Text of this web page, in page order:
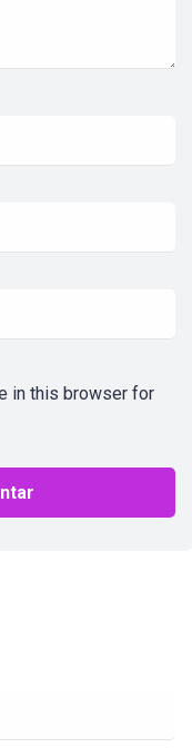
in this browser for